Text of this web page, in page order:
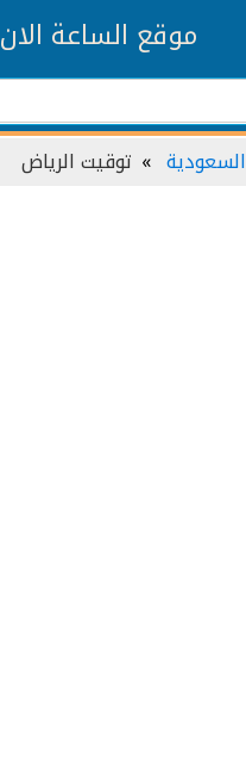
موقع الساعة الان
السعودية توقيت الرياض